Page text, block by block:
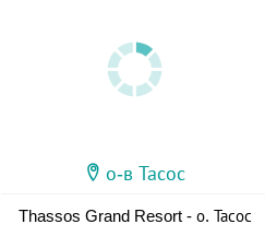
о-в Тасос
Thassos Grand Resort - о. Тасос